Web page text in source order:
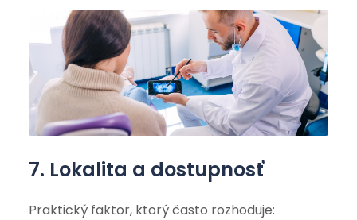
7. Lokalita a dostupnosť
Praktický faktor, ktorý často rozhoduje: